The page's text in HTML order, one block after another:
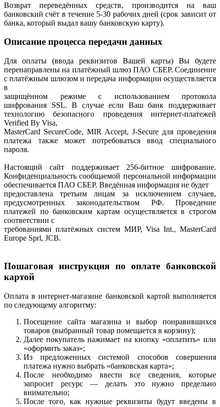
Возврат переведённых средств, производится на ваш
банковский счёт в течение 5-30 рабочих дней (срок зависит от
банка, который выдал вашу банковскую карту).
Описание процесса передачи данных
Для оплаты (ввода реквизитов Вашей карты) Вы будете
перенаправлены на платёжный шлюз ПАО СБЕР. Соединение
с платёжным шлюзом и передача информации осуществляется
в
защищённом режиме с использованием протокола
шифрования SSL. В случае если Ваш банк поддерживает
технологию безопасного проведения интернет-платежей
Verified By Visa,
MasterCard SecureCode, MIR Accept, J-Secure для проведения
платежа также может потребоваться ввод специального
пароля.
Настоящий сайт поддерживает 256-битное шифрование.
Конфиденциальность сообщаемой персональной информации
обеспечивается ПАО СБЕР. Введённая информация не будет
предоставлена третьим лицам за исключением случаев,
предусмотренных законодательством РФ. Проведение
платежей по банковским картам осуществляется в строгом
соответствии с
требованиями платёжных систем МИР, Visa Int., MasterCard
Europe Sprl, JCB.
Пошаговая инструкция по оплате банковской
картой
Оплата в интернет-магазине банковской картой выполняется
по следующему алгоритму:
Посещение сайта магазина и выбор понравившихся
товаров (выбранный товар помещается в корзину);
Далее покупатель нажимает на кнопку «оплатить» или
«оформить заказ»;
Из предложенных системой способов совершения
платежа нужно выбрать «банковская карта»;
После необходимо ввести все сведения, которые
запросит ресурс — делать это нужно предельно
внимательно;
После того, как нужные реквизиты будут введены в